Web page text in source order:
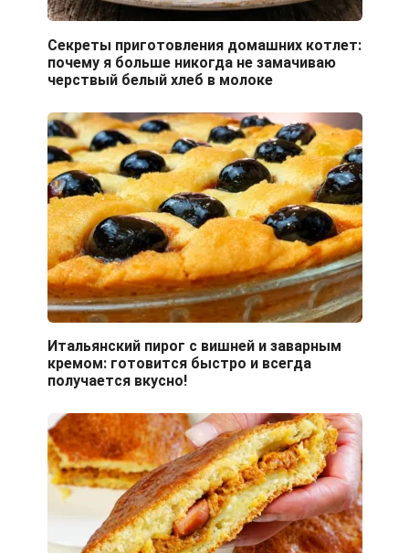
Секреты приготовления домашних котлет:
почему я больше никогда не замачиваю
черствый белый хлеб в молоке
Итальянский пирог с вишней и заварным
кремом: готовится быстро и всегда
получается вкусно!